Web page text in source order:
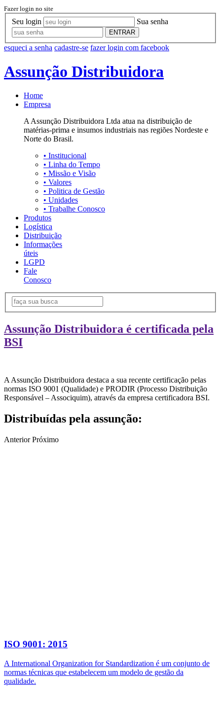
Fazer login no site
Seu login Sua senha
ENTRAR
esqueci a senha cadastre-se fazer login com facebook
Assunção Distribuidora
Home
Empresa
A Assunção Distribuidora Ltda atua na distribuição de
matérias-prima e insumos industriais nas regiões Nordeste e
Norte do Brasil.
• Institucional
• Linha do Tempo
• Missão e Visão
• Valores
• Politica de Gestão
• Unidades
• Trabalhe Conosco
Produtos
Logística
Distribuição
Informações
úteis
LGPD
Fale
Conosco
Assunção Distribuidora é certificada pela
BSI
A Assunção Distribuidora destaca a sua recente certificação pelas
normas ISO 9001 (Qualidade) e PRODIR (Processo Distribuição
Responsável – Associquim), através da empresa certificadora BSI.
Distribuídas pela assunção:
Anterior Próximo
ISO 9001: 2015
A International Organization for Standardization é um conjunto de
normas técnicas que estabelecem um modelo de gestão da
qualidade.